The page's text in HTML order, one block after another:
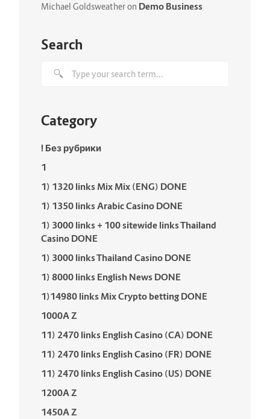
Michael Goldsweatheron Demo Business
Search
Category
! Без рубрики
1
1) 1320 links Mix Mix (ENG) DONE
1) 1350 links Arabic Casino DONE
1) 3000 links + 100 sitewide links Thailand
Casino DONE
1) 3000 links Thailand Casino DONE
1) 8000 links English News DONE
1)14980 links Mix Crypto betting DONE
1000A Z
11) 2470 links English Casino (CA) DONE
11) 2470 links English Casino (FR) DONE
11) 2470 links English Casino (US) DONE
1200A Z
1450A Z